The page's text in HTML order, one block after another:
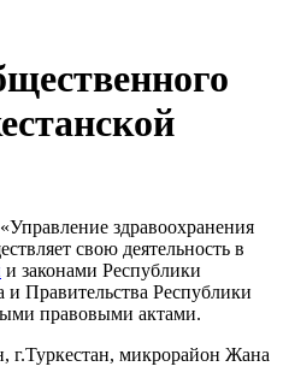
здравоохранения
свою деятельность в
и законами Республики
и Правительства Республики
правовыми актами.
г.Туркестан, микрорайон Жана